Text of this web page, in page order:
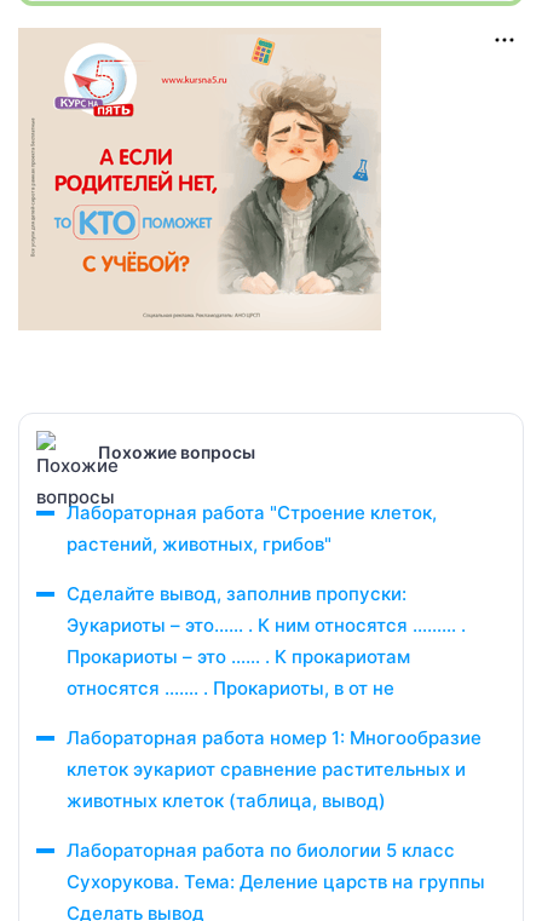
Похожие вопросы
Лабораторная работа "Строение клеток,
растений, животных, грибов"
Сделайте вывод, заполнив пропуски:
Эукариоты – это…… . К ним относятся ……… .
Прокариоты – это …… . К прокариотам
относятся ……. . Прокариоты, в от не
Лабораторная работа номер 1: Многообразие
клеток эукариот сравнение растительных и
животных клеток (таблица, вывод)
Лабораторная работа по биологии 5 класс
Сухорукова. Тема: Деление царств на группы
Сделать вывод